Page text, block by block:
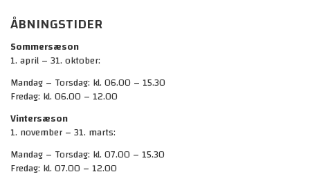
ÅBNINGSTIDER
Sommersæson
1. april – 31. oktober:
Mandag – Torsdag: kl. 06.00 – 15.30
Fredag: kl. 06.00 – 12.00
Vintersæson
1. november – 31. marts:
Mandag – Torsdag: kl. 07.00 – 15.30
Fredag: kl. 07.00 – 12.00